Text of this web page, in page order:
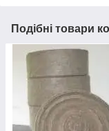
Подібні товари